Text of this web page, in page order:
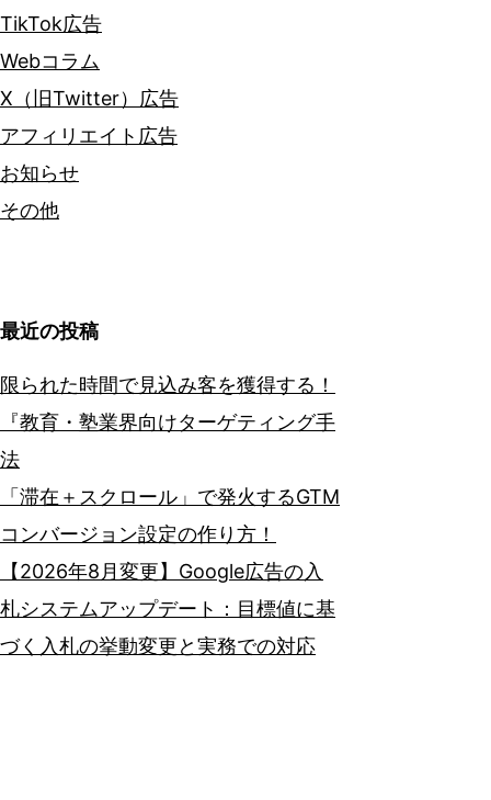
TikTok広告
Webコラム
X（旧Twitter）広告
アフィリエイト広告
お知らせ
その他
最近の投稿
限られた時間で見込み客を獲得する！
『教育・塾業界向けターゲティング手
法
「滞在＋スクロール」で発火するGTM
コンバージョン設定の作り方！
【2026年8月変更】Google広告の入
札システムアップデート：目標値に基
づく入札の挙動変更と実務での対応